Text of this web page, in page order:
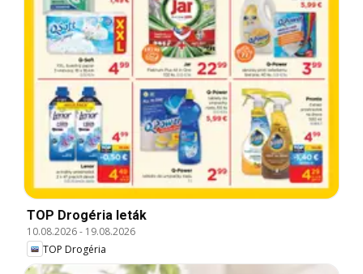
TOP Drogéria leták
10.08.2026- 19.08.2026
TOP Drogéria